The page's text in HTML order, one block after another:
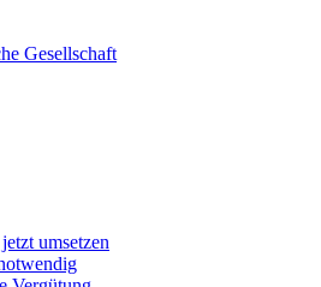
Gesellschaft
umsetzen